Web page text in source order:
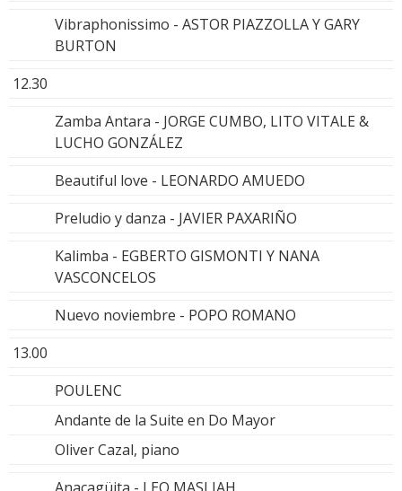
Vibraphonissimo - ASTOR PIAZZOLLA Y GARY
BURTON
12.30
Zamba Antara - JORGE CUMBO, LITO VITALE &
LUCHO GONZÁLEZ
Beautiful love - LEONARDO AMUEDO
Preludio y danza - JAVIER PAXARIÑO
Kalimba - EGBERTO GISMONTI Y NANA
VASCONCELOS
Nuevo noviembre - POPO ROMANO
13.00
POULENC
Andante de la Suite en Do Mayor
Oliver Cazal, piano